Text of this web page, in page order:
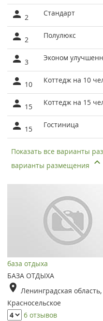
2 Стандарт
2 Полулюкс
3 Эконом
10 Коттедж на 10
15 Коттедж на 15
15 Гостиница
Показать все варианты
варианты размещения
база отдыха
БАЗА ОТДЫХА
Ленинградская
Красносельское
6 отзывов